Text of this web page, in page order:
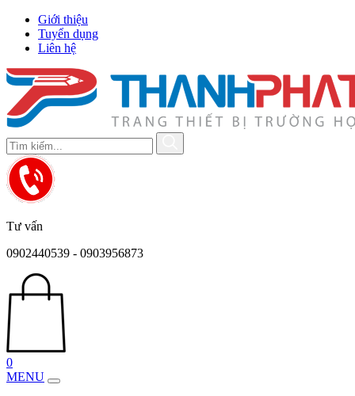
Giới thiệu
Tuyển dụng
Liên hệ
Tư vấn
0902440539 - 0903956873
0
MENU